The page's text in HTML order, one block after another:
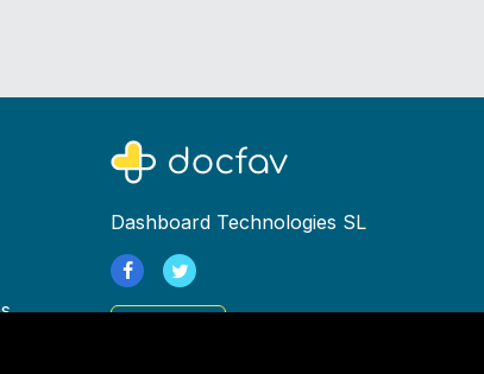
Dashboard Technologies SL